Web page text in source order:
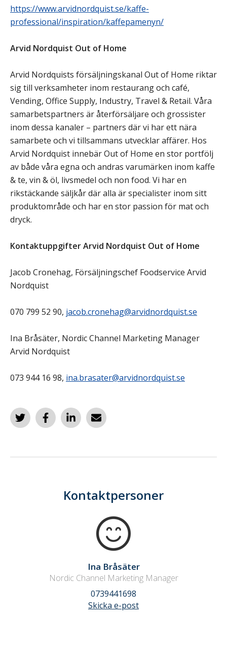
https://www.arvidnordquist.se/kaffe-
professional/inspiration/kaffepamenyn/
Arvid Nordquist Out of Home
Arvid Nordquists försäljningskanal Out of Home riktar
sig till verksamheter inom restaurang och café,
Vending, Office Supply, Industry, Travel & Retail. Våra
samarbetspartners är återförsäljare och grossister
inom dessa kanaler – partners där vi har ett nära
samarbete och vi tillsammans utvecklar affärer. Hos
Arvid Nordquist innebär Out of Home en stor portfölj
av både våra egna och andras varumärken inom kaffe
& te, vin & öl, livsmedel och non food. Vi har en
rikstäckande säljkår där alla är specialister inom sitt
produktområde och har en stor passion för mat och
dryck.
Kontaktuppgifter Arvid Nordquist Out of Home
Jacob Cronehag, Försäljningschef Foodservice Arvid
Nordquist
070 799 52 90, jacob.cronehag@arvidnordquist.se
Ina Bråsäter, Nordic Channel Marketing Manager
Arvid Nordquist
073 944 16 98, ina.brasater@arvidnordquist.se
Kontaktpersoner
Ina Bråsäter
Nordic Channel Marketing Manager
0739441698
Skicka e-post